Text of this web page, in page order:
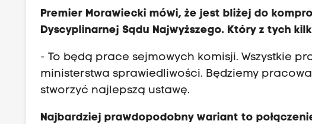
Premier Morawiecki mówi, że jest bliżej do
Dyscyplinarnej Sądu Najwyższego. Który z tych
- To będą prace sejmowych komisji. Wszystkie
ministerstwa sprawiedliwości. Będziemy
stworzyć najlepszą ustawę.
Najbardziej prawdopodobny wariant to